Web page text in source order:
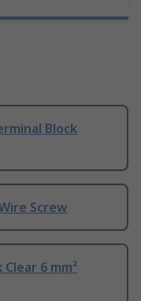
Block
Screw
Clear 6 mm²